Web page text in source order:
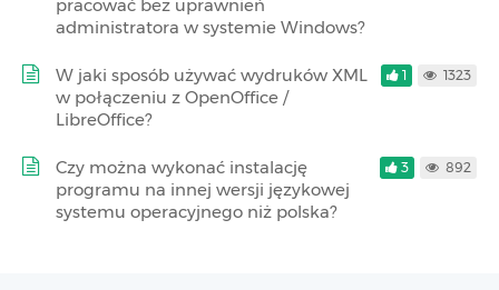
pracować bez uprawnień
administratora w systemie Windows?
W jaki sposób używać wydruków XML
w połączeniu z OpenOffice /
LibreOffice?
1 1323
Czy można wykonać instalację
programu na innej wersji językowej
systemu operacyjnego niż polska?
3 892